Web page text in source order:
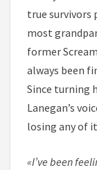
true survivors
most
former
always been
Since turning
Lanegan’s
losing any of
«I’ve been